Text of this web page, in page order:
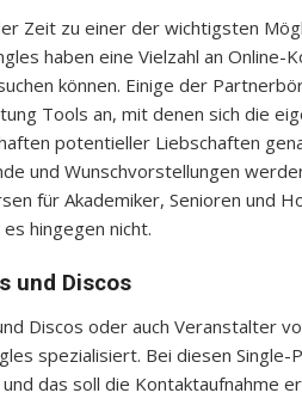
Zeit zu einer der wichtigsten
haben eine Vielzahl an Online-
können. Einige der
Tools an, mit denen sich die
potentieller Liebschaften
und Wunschvorstellungen
für Akademiker, Senioren und
hingegen nicht.
und Discos
Discos oder auch Veranstalter
spezialisiert. Bei diesen
das soll die Kontaktaufnahme